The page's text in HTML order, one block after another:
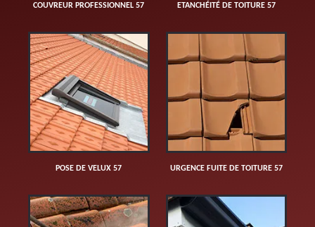
COUVREUR PROFESSIONNEL 57 ETANCHÉITÉ DE TOITURE 57
POSE DE VELUX 57 URGENCE FUITE DE TOITURE 57